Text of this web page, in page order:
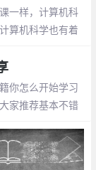
一样，计算机科
算机科学也有着
你怎么开始学习
家推荐基本不错